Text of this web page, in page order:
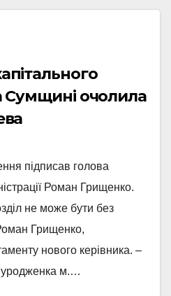
Сумщині очолила
підписав голова
Роман Грищенко.
не може бути без
Грищенко,
нового керівника. –
м.…